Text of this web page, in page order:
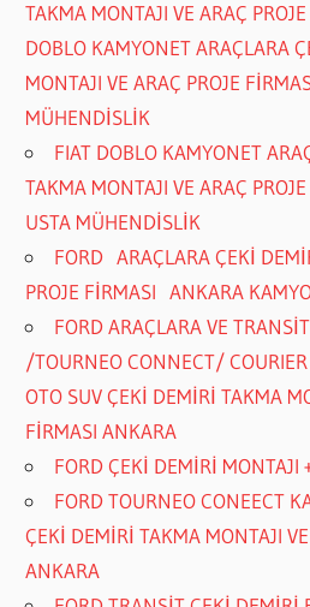
TAKMA MONTAJI VE ARAÇ
DOBLO KAMYONET ARAÇLARA
MONTAJI VE ARAÇ PROJE
MÜHENDİSLİK
FIAT DOBLO KAMYONET
TAKMA MONTAJI VE ARAÇ
USTA MÜHENDİSLİK
FORD ARAÇLARA ÇEKİ
PROJE FİRMASI ANKARA
FORD ARAÇLARA VE
/TOURNEO CONNECT/
OTO SUV ÇEKİ DEMİRİ TAKMA
FİRMASI ANKARA
FORD ÇEKİ DEMİRİ MONTAJI
FORD TOURNEO CONEECT
ÇEKİ DEMİRİ TAKMA MONTAJI
ANKARA